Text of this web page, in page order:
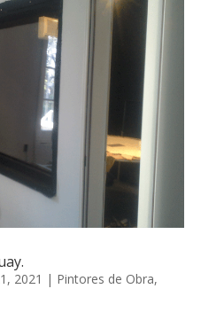
2021 | Pintores de Obra,